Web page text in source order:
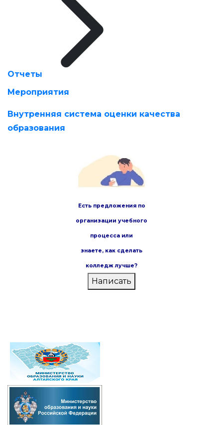
Отчеты
Мероприятия
Внутренняя система оценки качества
образования
Есть предложения по
организации учебного
процесса или
знаете, как сделать
колледж лучше?
Написать